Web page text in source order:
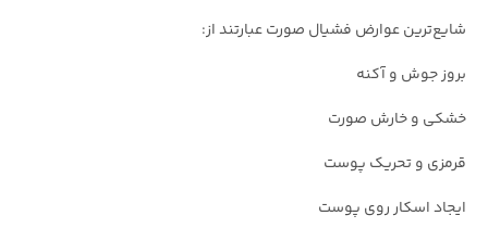
شایع‌ترین عوارض فشیال صورت عبارتند از:
بروز جوش و آکنه
خشکی و خارش صورت
قرمزی و تحریک پوست
ایجاد اسکار روی پوست